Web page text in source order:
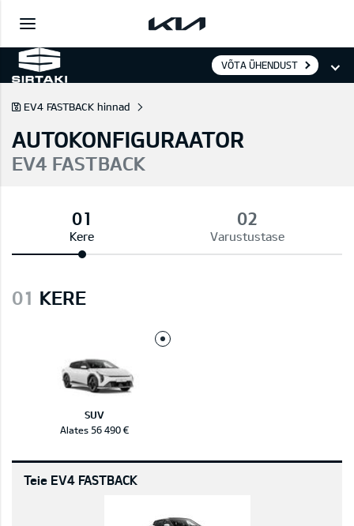
VÕTA ÜHENDUST
EV4 FASTBACK hinnad
AUTOKONFIGURAATOR
EV4 FASTBACK
Kere Varustustase
01 KERE
SUV
Alates 56 490 €
Teie EV4 FASTBACK